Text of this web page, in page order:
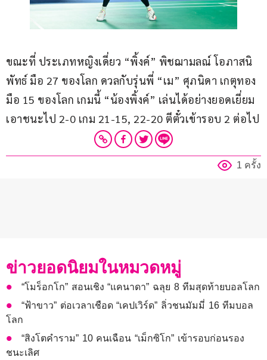
ขณะที่ ประเภทหญิงเดี่ยว “พิ้งค์” พิชฌามลณ์ โอภาสนิ
พัทธ์ มือ 27 ของโลก ดวลกับรุ่นพี่ “เม” ศุภนิดา เกตุทอง
มือ 15 ของโลก เกมนี้ “น้องพิ้งค์” เล่นได้อย่างยอดเยี่ยม
เอาชนะไป 2-0 เกม 21-15, 22-20 ตีตั๋วเข้ารอบ 2 ต่อไป
1 ครั้ง
ข่าวยอดนิยมในหมวดหมู่
“โมร็อกโก” สอนเชิง “แคนาดา” ฉลุย 8 ทีมสุดท้ายบอลโลก
“ฟ้าขาว” ต่อเวลาเชือด “เคปเวิร์ด” ลิ่วชนมัมมี่ 16 ทีมบอล
โลก
“สิงโตคำราม” 10 คนเฉือน “เม็กซิโก” เข้ารอบก่อนรอง
ชนะเลิศ